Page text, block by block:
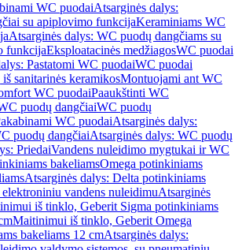
WC puodaiAtsarginės dalys:
su apiplovimo funkcijaKeraminiams WC
Atsarginės dalys: WC puodų dangčiams su
funkcijaEksploatacinės medžiagosWC puodai
Pastatomi WC puodaiWC puodai
sanitarinės keramikosMontuojami ant WC
WC puodaiPaaukštinti WC
puodų dangčiaiWC puodų
WC puodaiAtsarginės dalys:
puodų dangčiaiAtsarginės dalys: WC puodų
PriedaiVandens nuleidimo mygtukai ir WC
bakeliamsOmega potinkiniams
Atsarginės dalys: Delta potinkiniams
vandens nuleidimuAtsarginės
iš tinklo, Geberit Sigma potinkiniams
Maitinimui iš tinklo, Geberit Omega
bakeliams 12 cmAtsarginės dalys: